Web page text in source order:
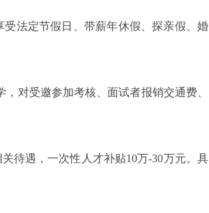
法定节假日、带薪年休假、探亲假、婚
对受邀参加考核、面试者报销交通费、
待遇，一次性人才补贴10万-30万元。具